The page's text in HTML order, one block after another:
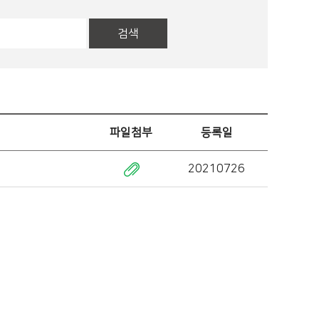
검색
파일첨부 등록일
20210726